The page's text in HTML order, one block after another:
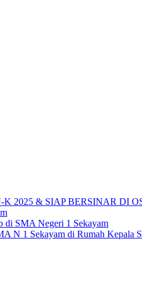
2025 & SIAP BERSINAR DI
di SMA Negeri 1 Sekayam
N 1 Sekayam di Rumah Kepala